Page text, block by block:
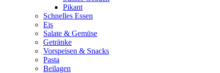
Pikant
Schnelles Essen
Eis
Salate & Gemüse
Getränke
Vorspeisen & Snacks
Pasta
Beilagen